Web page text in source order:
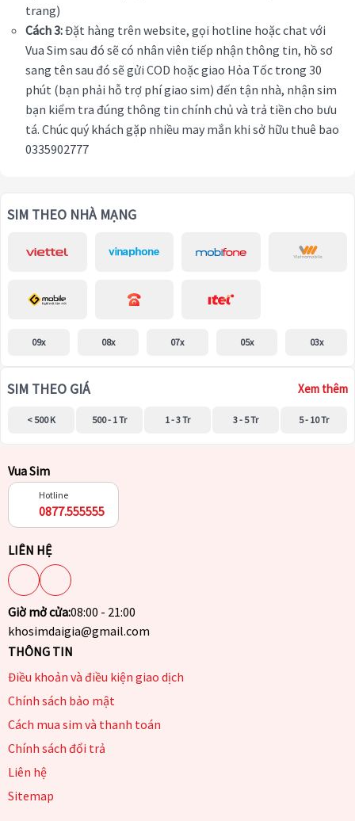
trang)
Cách 3:Đặt hàng trên website, gọi hotline hoặc chat với
Vua Sim sau đó sẽ có nhân viên tiếp nhận thông tin, hồ sơ
sang tên sau đó sẽ gửi COD hoặc giao Hỏa Tốc trong 30
phút (bạn phải hỗ trợ phí giao sim) đến tận nhà, nhận sim
bạn kiểm tra đúng thông tin chính chủ và trả tiền cho bưu
tá. Chúc quý khách gặp nhiều may mắn khi sở hữu thuê bao
0335902777
SIM THEO NHÀ MẠNG
09x 08x 07x 05x 03x
SIM THEO GIÁ Xem thêm
< 500 K 500 - 1 Tr 1 - 3 Tr 3 - 5 Tr 5 - 10 Tr
Vua Sim
Hotline
0877.555555
LIÊN HỆ
Giờ mở cửa:08:00 - 21:00
khosimdaigia@gmail.com
THÔNG TIN
Điều khoản và điều kiện giao dịch
Chính sách bảo mật
Cách mua sim và thanh toán
Chính sách đổi trả
Liên hệ
Sitemap